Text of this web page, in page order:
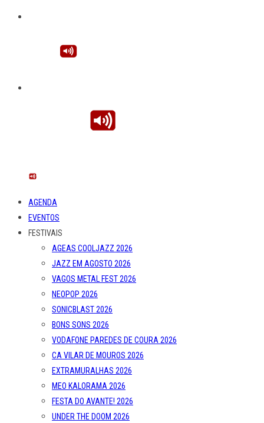
AGENDA
EVENTOS
FESTIVAIS
AGEAS COOLJAZZ 2026
JAZZ EM AGOSTO 2026
VAGOS METAL FEST 2026
NEOPOP 2026
SONICBLAST 2026
BONS SONS 2026
VODAFONE PAREDES DE COURA 2026
CA VILAR DE MOUROS 2026
EXTRAMURALHAS 2026
MEO KALORAMA 2026
FESTA DO AVANTE! 2026
UNDER THE DOOM 2026